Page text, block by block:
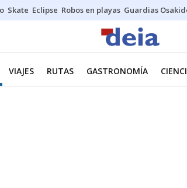
Skate Eclipse Robos en playas Guardias
VIAJES RUTAS GASTRONOMÍA